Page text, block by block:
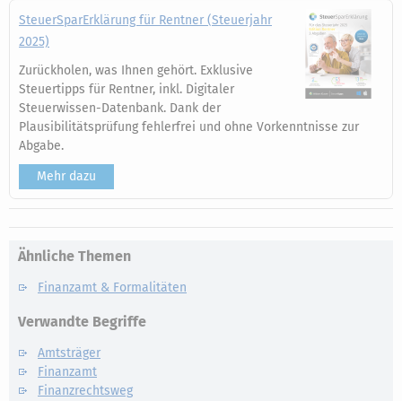
SteuerSparErklärung für Rentner (Steuerjahr
2025)
Zurückholen, was Ihnen gehört. Exklusive
Steuertipps für Rentner, inkl. Digitaler
Steuerwissen-Datenbank. Dank der
Plausibilitätsprüfung fehlerfrei und ohne Vorkenntnisse zur
Abgabe.
Mehr dazu
Ähnliche Themen
Finanzamt & Formalitäten
Verwandte Begriffe
Amtsträger
Finanzamt
Finanzrechtsweg